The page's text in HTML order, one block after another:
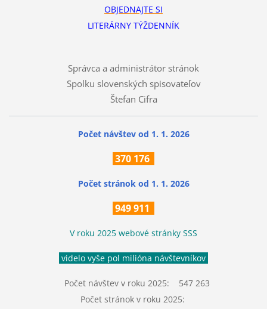
OBJEDNAJTE SI
LITERÁRNY TÝŽDENNÍK
Správca a administrátor stránok
Spolku slovenských spisovateľov
Štefan Cifra
Počet návštev od 1. 1. 2026
370 176
Počet stránok od 1. 1. 2026
949 911
V roku 2025 webové stránky SSS
videlo vyše pol milióna návštevníkov
Počet návštev v roku 2025: 547 263
Počet stránok v roku 2025: